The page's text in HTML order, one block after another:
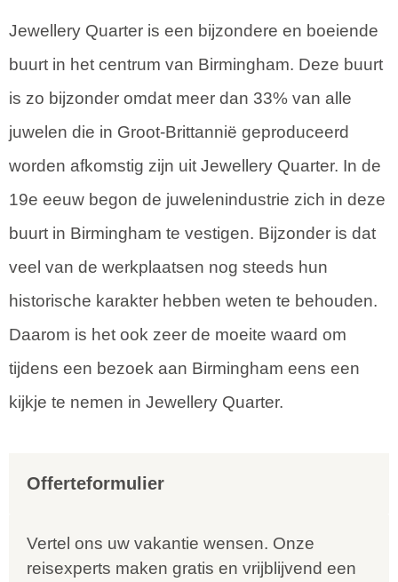
Jewellery Quarter is een bijzondere en boeiende
buurt in het centrum van Birmingham. Deze buurt
is zo bijzonder omdat meer dan 33% van alle
juwelen die in Groot-Brittannië geproduceerd
worden afkomstig zijn uit Jewellery Quarter. In de
19e eeuw begon de juwelenindustrie zich in deze
buurt in Birmingham te vestigen. Bijzonder is dat
veel van de werkplaatsen nog steeds hun
historische karakter hebben weten te behouden.
Daarom is het ook zeer de moeite waard om
tijdens een bezoek aan Birmingham eens een
kijkje te nemen in Jewellery Quarter.
Offerteformulier
Vertel ons uw vakantie wensen. Onze
reisexperts maken gratis en vrijblijvend een